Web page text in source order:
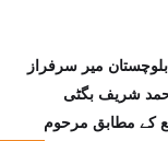
بلوچستان میر سرفراز
شریف بگٹی
کے مطابق مرحوم